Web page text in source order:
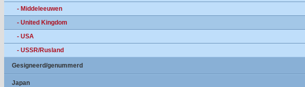
- Middeleeuwen
- United Kingdom
- USA
- USSR/Rusland
Gesigneerd/genummerd
Japan